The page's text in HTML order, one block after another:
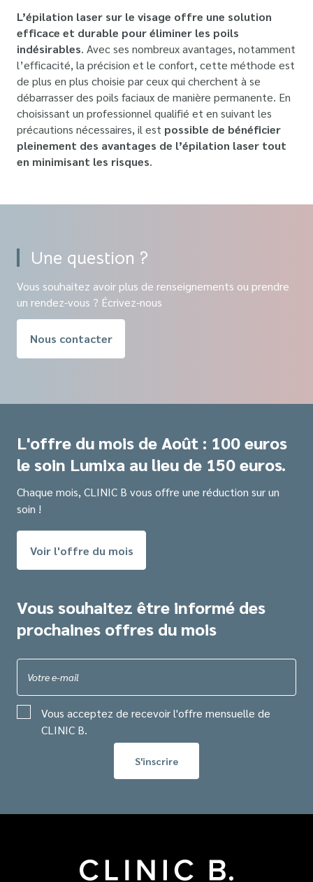
L’épilation laser sur le visage offre une solution
efficace et durable pour éliminer les poils
indésirables. Avec ses nombreux avantages, notamment
l’efficacité, la précision et le confort, cette méthode est
de plus en plus choisie par ceux qui cherchent à se
débarrasser des poils faciaux de manière permanente. En
choisissant un professionnel qualifié et en suivant les
précautions nécessaires, il est possible de bénéficier
pleinement des avantages de l’épilation laser tout
en minimisant les risques.
Une question ?
Vous souhaitez avoir plus de renseignements ou prendre
un rendez-vous ? Écrivez-nous
Nous contacter
L'offre du mois de Août : 100 euros
le soin Lumixa au lieu de 150 euros.
Chaque mois, CLINIC B vous offre une réduction sur un
soin !
Voir l'offre du mois
Vous souhaitez être informé des
prochaines offres du mois
Votre e-mail
Vous acceptez de recevoir l'offre mensuelle de
CLINIC B.